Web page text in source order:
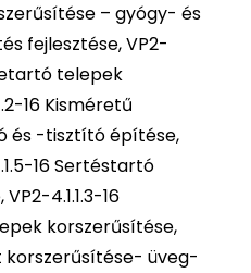
– gyógy- és
fejlesztése, VP2-
telepek
16 Kisméretű
és -tisztító építése,
16 Sertéstartó
4.1.1.3-16
korszerűsítése,
korszerűsítése- üveg-